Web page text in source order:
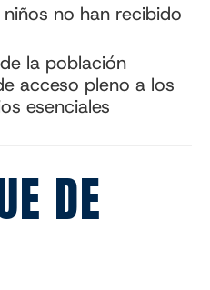
no han recibido
la población
acceso pleno a los
esenciales
DE